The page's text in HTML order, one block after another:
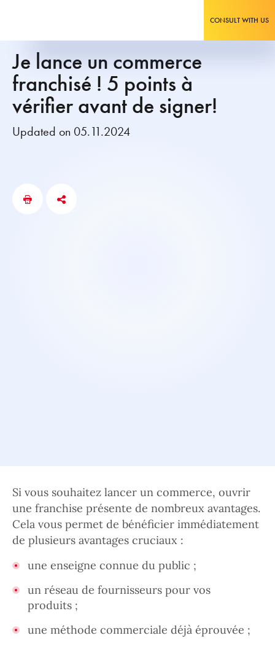
CONSULT WITH US
Je lance un commerce
franchisé ! 5 points à
vérifier avant de signer!
Updated on 05.11.2024
Si vous souhaitez lancer un commerce, ouvrir
une franchise présente de nombreux avantages.
Cela vous permet de bénéficier immédiatement
de plusieurs avantages cruciaux :
une enseigne connue du public ;
un réseau de fournisseurs pour vos
produits ;
une méthode commerciale déjà éprouvée ;